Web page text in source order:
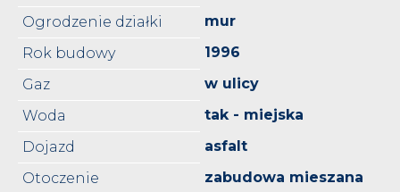
Ogrodzenie działki
mur
Rok budowy
1996
Gaz
w ulicy
Woda
tak - miejska
Dojazd
asfalt
Otoczenie
zabudowa mieszana